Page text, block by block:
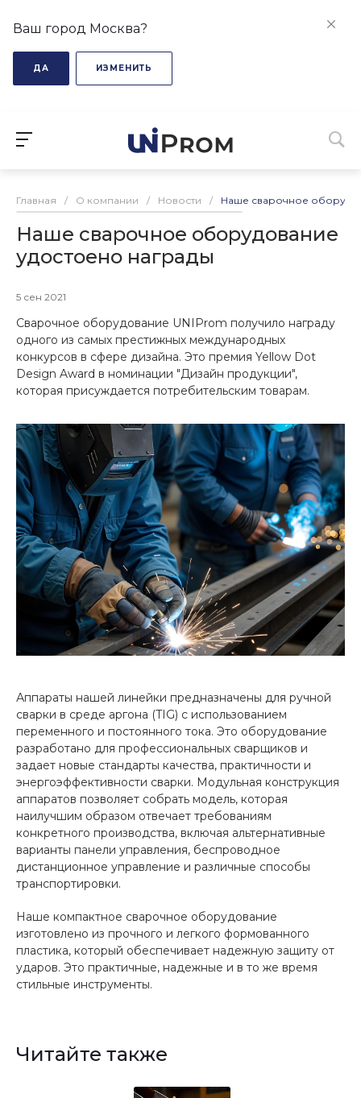
Ваш город Москва?
ДА ИЗМЕНИТЬ
Главная / О компании / Новости / Наше сварочное
Наше сварочное оборудование
удостоено награды
5 сен 2021
Сварочное оборудование UNIProm получило награду
одного из самых престижных международных
конкурсов в сфере дизайна. Это премия Yellow Dot
Design Award в номинации "Дизайн продукции",
которая присуждается потребительским товарам.
Аппараты нашей линейки предназначены для ручной
сварки в среде аргона (TIG) с использованием
переменного и постоянного тока. Это оборудование
разработано для профессиональных сварщиков и
задает новые стандарты качества, практичности и
энергоэффективности сварки. Модульная конструкция
аппаратов позволяет собрать модель, которая
наилучшим образом отвечает требованиям
конкретного производства, включая альтернативные
варианты панели управления, беспроводное
дистанционное управление и различные способы
транспортировки.
Наше компактное сварочное оборудование
изготовлено из прочного и легкого формованного
пластика, который обеспечивает надежную защиту от
ударов. Это практичные, надежные и в то же время
стильные инструменты.
Читайте также